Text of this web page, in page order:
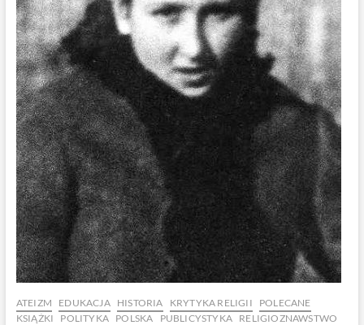
ATEIZM EDUKACJA HISTORIA KRYTYKA RELIGII
POLECANE
KSIĄŻKI
POLITYKA POLSKA PUBLICYSTYKA
RELIGIOZNAWSTWO